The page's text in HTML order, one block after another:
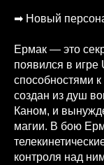
➡ Новый
Ермак — это
появился в игре
способностями
создан из душ
Каном, и
магии. В бою
контроля над